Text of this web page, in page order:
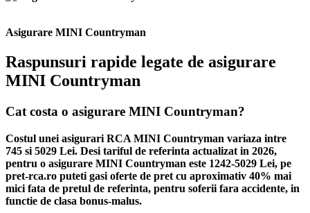
Asigurare MINI Countryman
Raspunsuri rapide legate de asigurare
MINI Countryman
Cat costa o asigurare MINI Countryman?
Costul unei asigurari RCA MINI Countryman variaza intre
745 si 5029 Lei. Desi tariful de referinta actualizat in 2026,
pentru o asigurare MINI Countryman este 1242-5029 Lei, pe
pret-rca.ro puteti gasi oferte de pret cu aproximativ 40% mai
mici fata de pretul de referinta, pentru soferii fara accidente, in
functie de clasa bonus-malus.